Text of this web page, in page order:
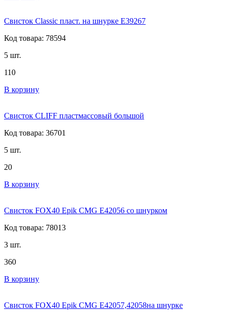
Свисток Classic пласт. на шнурке E39267
Код товара: 78594
5 шт.
110
В корзину
Свисток CLIFF пластмассовый большой
Код товара: 36701
5 шт.
20
В корзину
Свисток FOX40 Epik CMG E42056 со шнурком
Код товара: 78013
3 шт.
360
В корзину
Свисток FOX40 Epik CMG E42057,42058на шнурке